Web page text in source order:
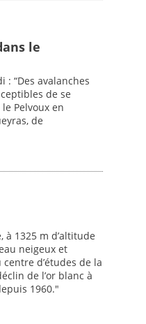
le
“Des avalanches
de se
Pelvoux en
de
à 1325 m d’altitude
neigeux et
d’études de la
de l’or blanc à
1960."